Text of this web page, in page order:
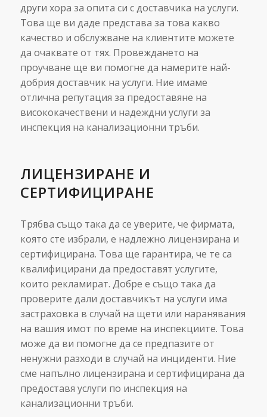
други хора за опита си с доставчика на услуги.
Това ще ви даде представа за това какво
качество и обслужване на клиентите можете
да очаквате от тях. Провеждането на
проучване ще ви помогне да намерите най-
добрия доставчик на услуги. Ние имаме
отлична репутация за предоставяне на
висококачествени и надеждни услуги за
инспекция на канализационни тръби.
ЛИЦЕНЗИРАНЕ И
СЕРТИФИЦИРАНЕ
Трябва също така да се уверите, че фирмата,
която сте избрали, е надлежно лицензирана и
сертифицирана. Това ще гарантира, че те са
квалифицирани да предоставят услугите,
които рекламират. Добре е също така да
проверите дали доставчикът на услуги има
застраховка в случай на щети или наранявания
на вашия имот по време на инспекциите. Това
може да ви помогне да се предпазите от
ненужни разходи в случай на инциденти. Ние
сме напълно лицензирана и сертифицирана да
предоставя услуги по инспекция на
канализационни тръби.